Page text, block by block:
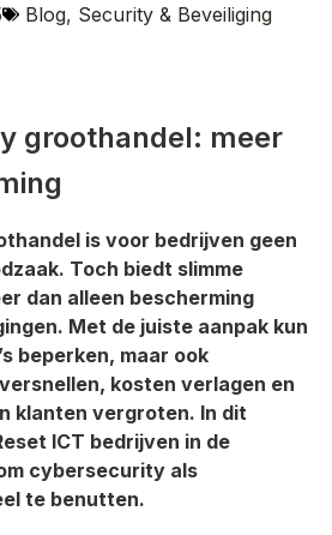
Blog, Security & Beveiliging
groothandel: meer
is voor bedrijven geen
Toch biedt slimme
dan alleen bescherming
Met de juiste aanpak kun
beperken, maar ook
kosten verlagen en
klanten vergroten. In dit
ICT bedrijven in de
cybersecurity als
te benutten.